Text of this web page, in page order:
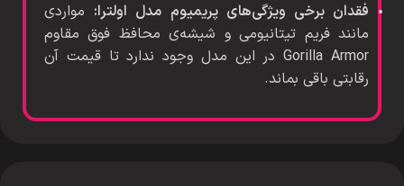
فقدان برخی ویژگی‌های پریمیوم مدل اولترا: مواردی
مانند فریم تیتانیومی و شیشه‌ی محافظ فوق مقاوم
Gorilla Armor در این مدل وجود ندارد تا قیمت آن
رقابتی باقی بماند.